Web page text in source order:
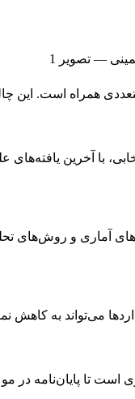
همراه است. این
آخرین یافته‌های
آماری و روش‌های
می‌تواند به
تا پایان‌نامه در